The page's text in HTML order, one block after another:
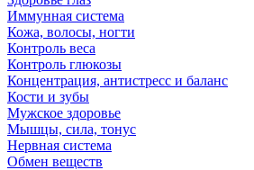
Иммунная система
Кожа, волосы, ногти
Контроль веса
Контроль глюкозы
Концентрация, антистресс и баланс
Кости и зубы
Мужское здоровье
Мышцы, сила, тонус
Нервная система
Обмен веществ